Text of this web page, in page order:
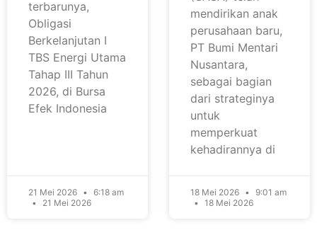
terbarunya,
Obligasi
Berkelanjutan I
TBS Energi Utama
Tahap III Tahun
2026, di Bursa
Efek Indonesia
21 Mei 2026
6:18 am
21 Mei 2026
mendirikan anak
perusahaan baru,
PT Bumi Mentari
Nusantara,
sebagai bagian
dari strateginya
untuk
memperkuat
kehadirannya di
18 Mei 2026
9:01 am
18 Mei 2026